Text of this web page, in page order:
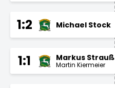
1:2 Michael Stock
1:1 Markus Strauß
Martin Kiermeier